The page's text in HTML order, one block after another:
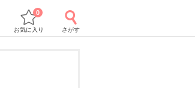
お気に入り
0
さがす